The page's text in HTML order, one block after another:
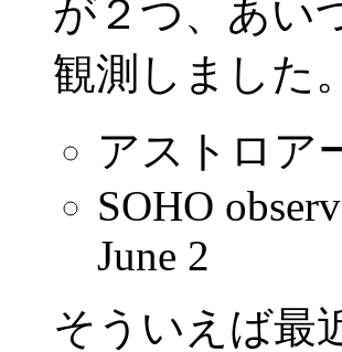
が２つ、あい
観測しました。
アストロア
SOHO
June 2
そういえば最